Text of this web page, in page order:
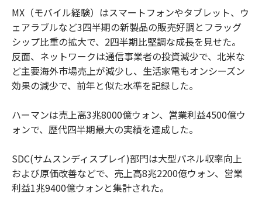
MX（モバイル経験）はスマートフォンやタブレット、ウ
ェアラブルなど3四半期の新製品の販売好調とフラッグ
シップ比重の拡大で、2四半期比堅調な成長を見せた。
反面、ネットワークは通信事業者の投資減少で、北米な
ど主要海外市場売上が減少し、生活家電もオンシーズン
効果の減少で、前年と似た水準を記録した。
ハーマンは売上高3兆8000億ウォン、営業利益4500億ウ
ォンで、歴代四半期最大の実績を達成した。
SDC(サムスンディスプレイ)部門は大型パネル収率向上
および原価改善などで、売上高8兆2200億ウォン、営業
利益1兆9400億ウォンと集計された。